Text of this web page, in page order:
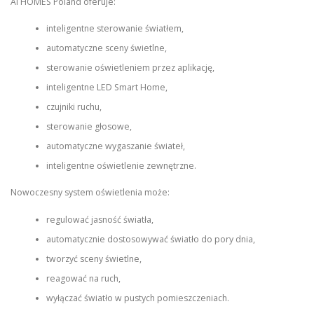
inteligentne sterowanie światłem,
automatyczne sceny świetlne,
sterowanie oświetleniem przez aplikację,
inteligentne LED Smart Home,
czujniki ruchu,
sterowanie głosowe,
automatyczne wygaszanie świateł,
inteligentne oświetlenie zewnętrzne.
Nowoczesny system oświetlenia może:
regulować jasność światła,
automatycznie dostosowywać światło do pory dnia,
tworzyć sceny świetlne,
reagować na ruch,
wyłączać światło w pustych pomieszczeniach.